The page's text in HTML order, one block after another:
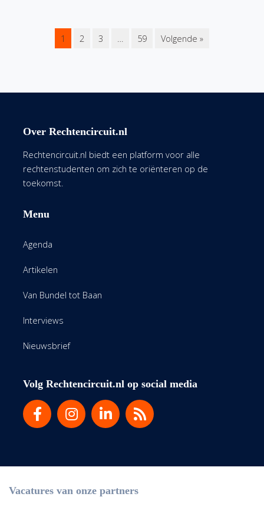
1 2 3 … 59 Volgende »
Over Rechtencircuit.nl
Rechtencircuit.nl biedt een platform voor alle
rechtenstudenten om zich te oriënteren op de
toekomst.
Menu
Agenda
Artikelen
Van Bundel tot Baan
Interviews
Nieuwsbrief
Volg Rechtencircuit.nl op social media
Vacatures van onze partners